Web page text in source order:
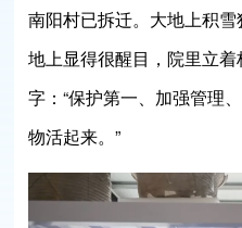
南阳村已拆迁。大地上积
地上显得很醒目，院里立
字：“保护第一、加强管理
物活起来。”